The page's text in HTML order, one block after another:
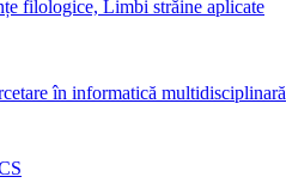
filologice, Limbi străine aplicate
în informatică multidisciplinară